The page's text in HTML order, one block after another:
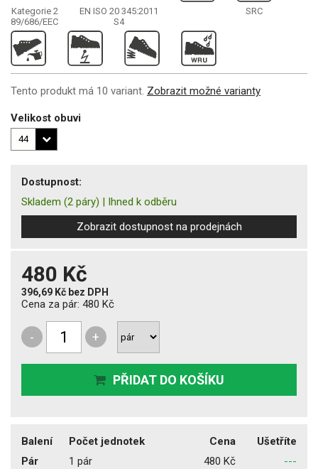
Kategorie 2
89/686/EEC
EN ISO 20 345:2011
S4
SRC
Tento produkt má 10 variant. Zobrazit možné varianty
Velikost obuvi
Dostupnost:
Skladem (2 páry) | Ihned k odběru
Zobrazit dostupnost na prodejnách
480 Kč
396,69 Kč bez DPH
Cena za pár: 480 Kč
- +
PŘIDAT DO KOŠÍKU
Balení Počet jednotek Cena
Ušetříte
Pár
1 pár 480 Kč
---